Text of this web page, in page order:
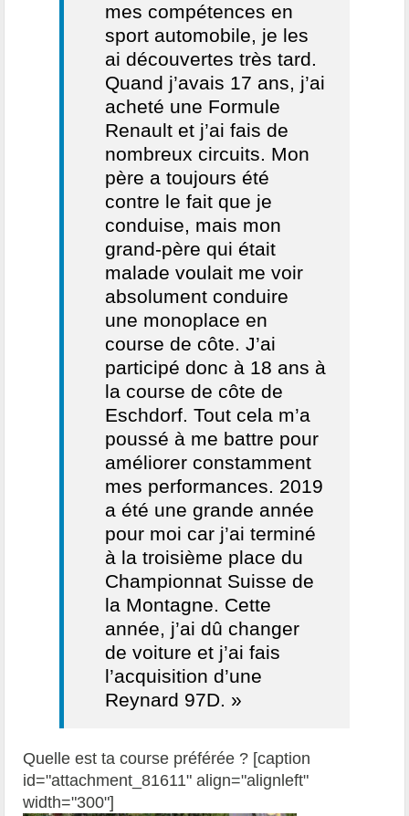
mes compétences en
sport automobile, je les
ai découvertes très tard.
Quand j’avais 17 ans, j’ai
acheté une Formule
Renault et j’ai fais de
nombreux circuits. Mon
père a toujours été
contre le fait que je
conduise, mais mon
grand-père qui était
malade voulait me voir
absolument conduire
une monoplace en
course de côte. J’ai
participé donc à 18 ans à
la course de côte de
Eschdorf. Tout cela m’a
poussé à me battre pour
améliorer constamment
mes performances. 2019
a été une grande année
pour moi car j’ai terminé
à la troisième place du
Championnat Suisse de
la Montagne. Cette
année, j’ai dû changer
de voiture et j’ai fais
l’acquisition d’une
Reynard 97D. »
Quelle est ta course préférée ? [caption
id="attachment_81611" align="alignleft"
width="300"]